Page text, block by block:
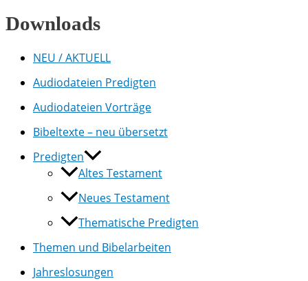
Downloads
NEU / AKTUELL
Audiodateien Predigten
Audiodateien Vorträge
Bibeltexte – neu übersetzt
Predigten
Altes Testament
Neues Testament
Thematische Predigten
Themen und Bibelarbeiten
Jahreslosungen